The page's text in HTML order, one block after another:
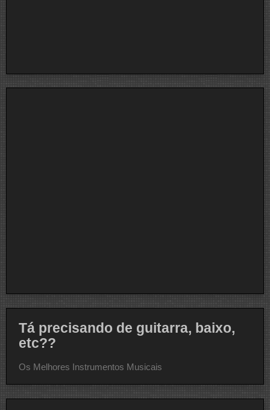
Tá precisando de guitarra, baixo,
etc??
Os Melhores Instrumentos Musicais